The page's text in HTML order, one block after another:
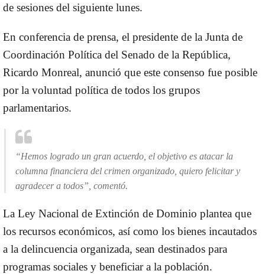
de sesiones del siguiente lunes.
En conferencia de prensa, el presidente de la Junta de
Coordinación Política del Senado de la República,
Ricardo Monreal, anunció que este consenso fue posible
por la voluntad política de todos los grupos
parlamentarios.
“Hemos logrado un gran acuerdo, el objetivo es atacar la
columna financiera del crimen organizado, quiero felicitar y
agradecer a todos”, comentó.
La Ley Nacional de Extinción de Dominio plantea que
los recursos económicos, así como los bienes incautados
a la delincuencia organizada, sean destinados para
programas sociales y beneficiar a la población.